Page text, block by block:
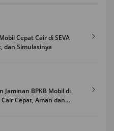
Cepat Cair di SEVA
dan Simulasinya
Jaminan BPKB Mobil di
Cepat, Aman dan